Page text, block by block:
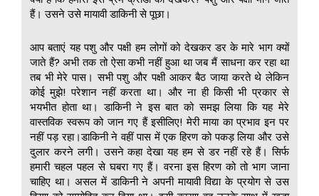
हैं। उसने उसे मायावी डाकिनी से पूछा।
आप बताएं यह पशु और पक्षी हम लोगों को देखकर डर के मारे भाग क्यों
जाते हैं? अभी तक तो ऐसा कभी नहीं हुआ था जब मैं साधना कर रहा था
तब भी मेरे पास। सभी पशु और पक्षी आकर बैठ जाया करते थे लेकिन
कोई मुझे! परेशान नहीं करता था। और ना ही किसी भी प्रकार से
भयभीत होता था। डाकिनी ने इस बात को समझ लिया कि यह मेरे
वास्तविक स्वरूप को जान गए हैं इसीलिए! मेरी माया का प्रभाव इन पर
नहीं पड़ रहा।डाकिनी ने वहीं पास में एक हिरण को पकड़ लिया और उसे
दुलार करने लगी। उसने कहा देखा यह हम से डर नहीं रहे हैं। सिर्फ
हमारी चहल पहल से घबरा गए हैं। वरना इस हिरण को तो भाग जाना
चाहिए था। असल में डाकिनी ने अपनी मायावी विद्या के प्रयोग से उस